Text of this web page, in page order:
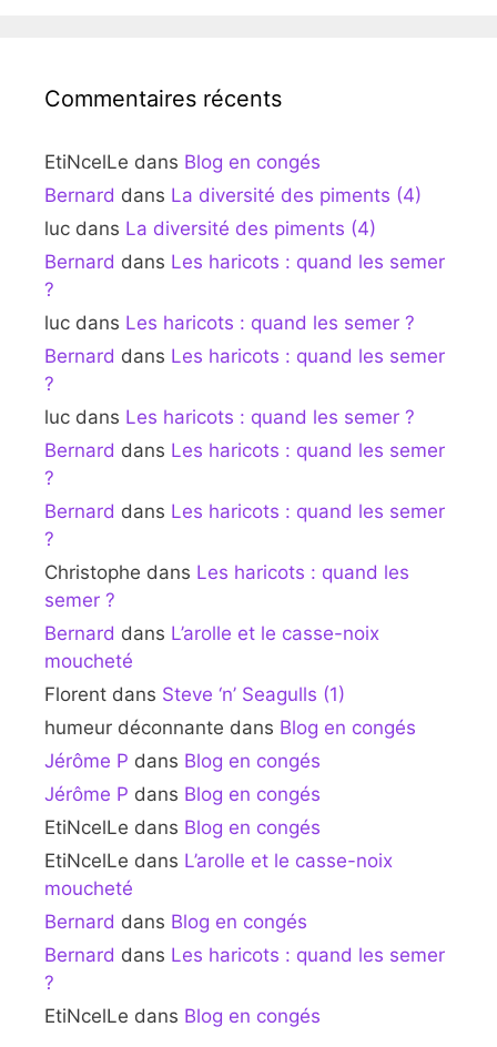
Commentaires récents
EtiNcelLe dans Blog en congés
Bernard dans La diversité des piments (4)
luc dans La diversité des piments (4)
Bernard dans Les haricots : quand les semer
?
luc dans Les haricots : quand les semer ?
Bernard dans Les haricots : quand les semer
?
luc dans Les haricots : quand les semer ?
Bernard dans Les haricots : quand les semer
?
Bernard dans Les haricots : quand les semer
?
Christophe dans Les haricots : quand les
semer ?
Bernard dans L’arolle et le casse-noix
moucheté
Florent dans Steve ‘n’ Seagulls (1)
humeur déconnante dans Blog en congés
Jérôme P dans Blog en congés
Jérôme P dans Blog en congés
EtiNcelLe dans Blog en congés
EtiNcelLe dans L’arolle et le casse-noix
moucheté
Bernard dans Blog en congés
Bernard dans Les haricots : quand les semer
?
EtiNcelLe dans Blog en congés